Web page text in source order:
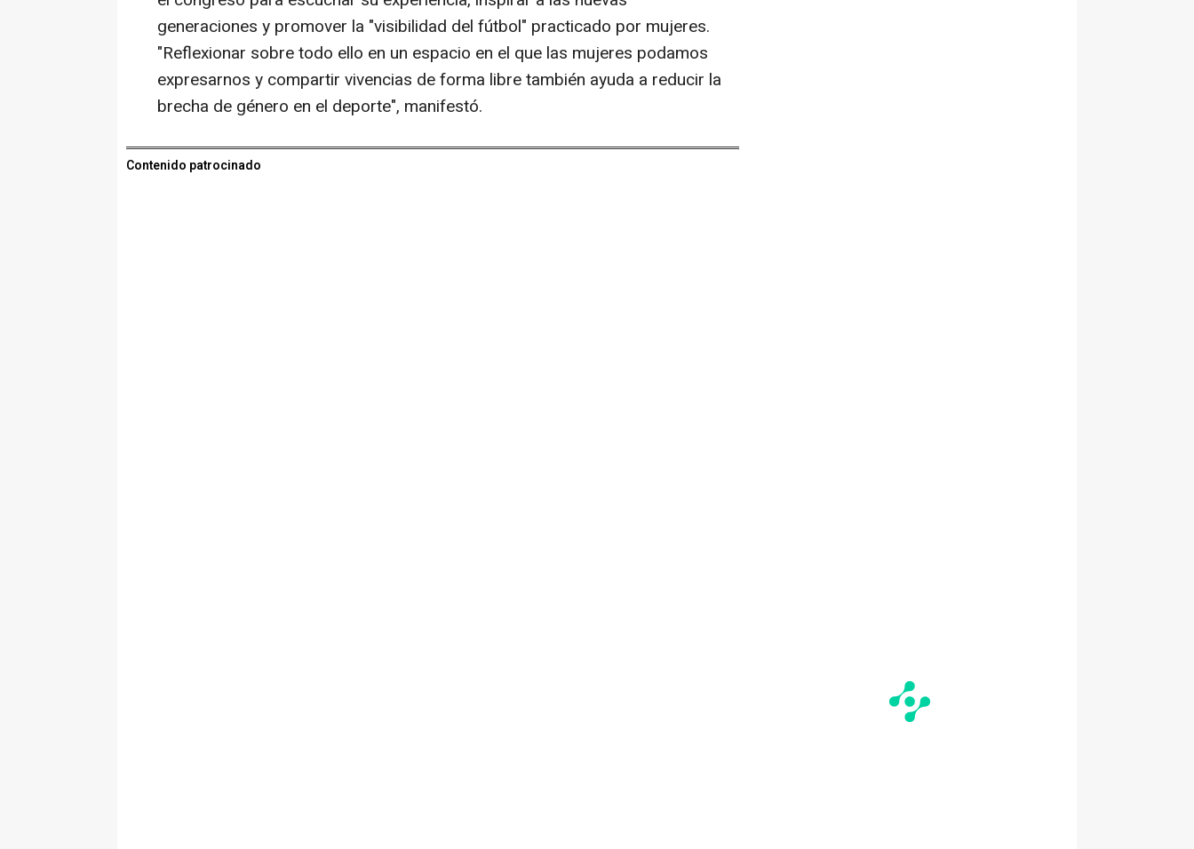
generaciones y promover la "visibilidad del fútbol" practicado por mujeres.
"Reflexionar sobre todo ello en un espacio en el que las mujeres podamos
expresarnos y compartir vivencias de forma libre también ayuda a reducir la
brecha de género en el deporte", manifestó.
Contenido patrocinado